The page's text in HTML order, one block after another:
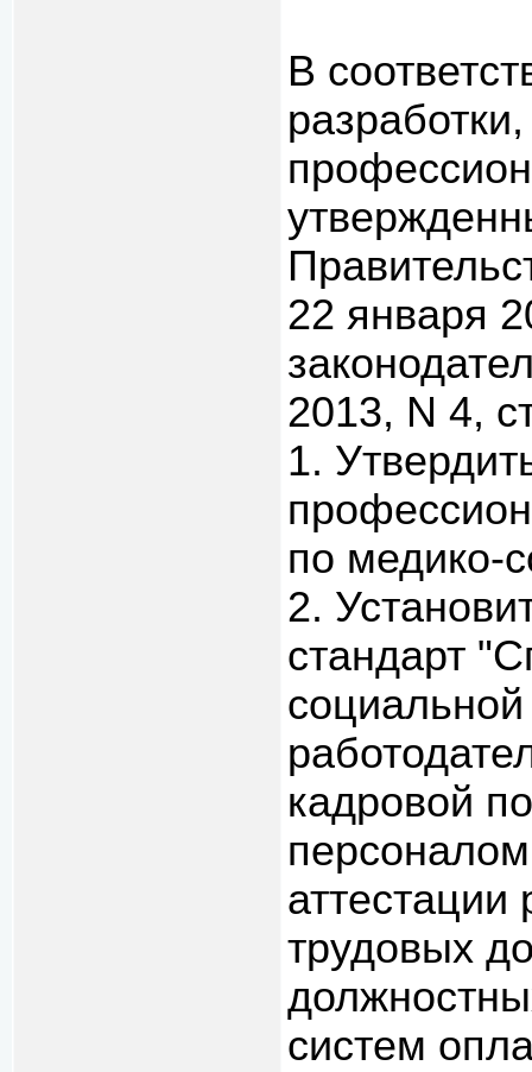
В
22 января
2013, N 4,
1.
по медико-
2.
стандарт
кадровой
аттестации
трудовых
систем